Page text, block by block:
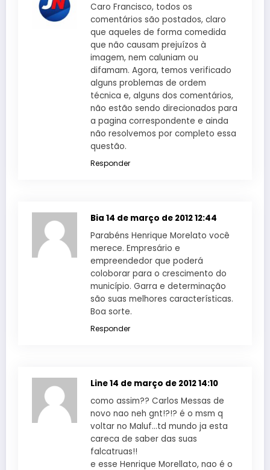
Caro Francisco, todos os
comentários são postados, claro
que aqueles de forma comedida
que não causam prejuízos à
imagem, nem caluniam ou
difamam. Agora, temos verificado
alguns problemas de ordem
técnica e, alguns dos comentários,
não estão sendo direcionados para
a pagina correspondente e ainda
não resolvemos por completo essa
questão.
Responder
Bia 14 de março de 2012 12:44
Parabéns Henrique Morelato você
merece. Empresário e
empreendedor que poderá
coloborar para o crescimento do
município. Garra e determinação
são suas melhores características.
Boa sorte.
Responder
Line14 de março de 2012 14:10
como assim?? Carlos Messas de
novo nao neh gnt!?!? é o msm q
voltar no Maluf…td mundo ja esta
careca de saber das suas
falcatruas!!
e esse Henrique Morellato, nao é o